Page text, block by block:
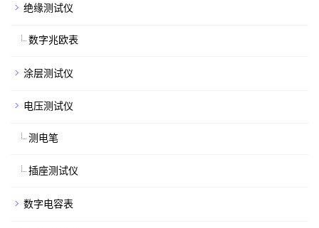
绝缘测试仪
数字兆欧表
涂层测试仪
电压测试仪
测电笔
插座测试仪
数字电容表